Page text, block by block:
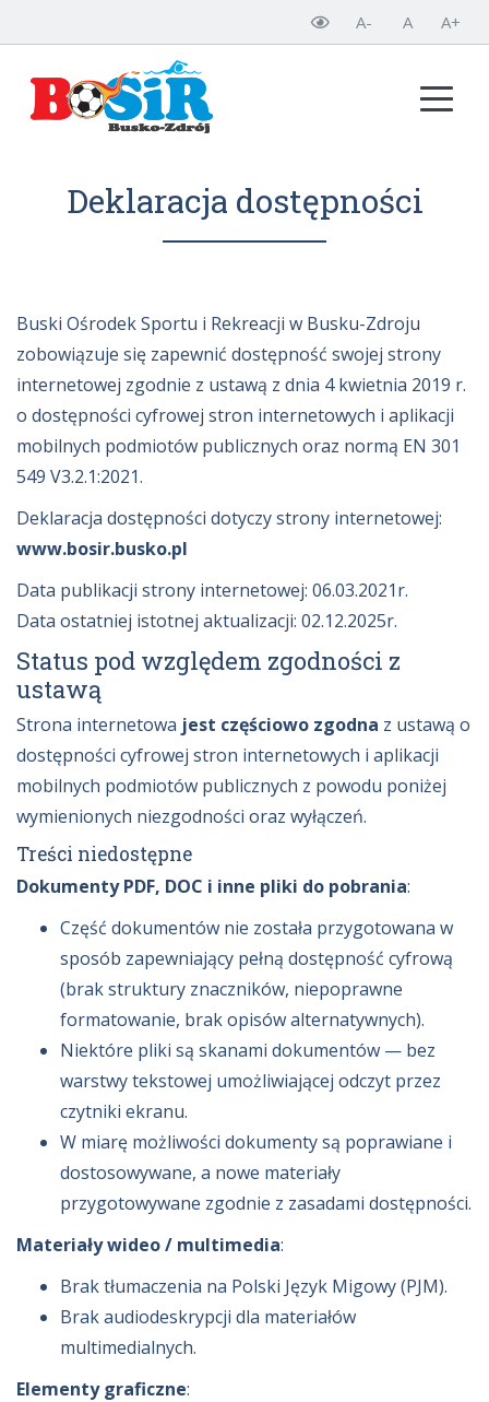
A- A A+
Deklaracja dostępności
Buski Ośrodek Sportu i Rekreacji w Busku-Zdroju
zobowiązuje się zapewnić dostępność swojej strony
internetowej zgodnie z ustawą z dnia 4 kwietnia 2019 r.
o dostępności cyfrowej stron internetowych i aplikacji
mobilnych podmiotów publicznych oraz normą EN 301
549 V3.2.1:2021.
Deklaracja dostępności dotyczy strony internetowej:
www.bosir.busko.pl
Data publikacji strony internetowej: 06.03.2021r.
Data ostatniej istotnej aktualizacji: 02.12.2025r.
Status pod względem zgodności z
ustawą
Strona internetowa jest częściowo zgodna z ustawą o
dostępności cyfrowej stron internetowych i aplikacji
mobilnych podmiotów publicznych z powodu poniżej
wymienionych niezgodności oraz wyłączeń.
Treści niedostępne
Dokumenty PDF, DOC i inne pliki do pobrania:
Część dokumentów nie została przygotowana w
sposób zapewniający pełną dostępność cyfrową
(brak struktury znaczników, niepoprawne
formatowanie, brak opisów alternatywnych).
Niektóre pliki są skanami dokumentów — bez
warstwy tekstowej umożliwiającej odczyt przez
czytniki ekranu.
W miarę możliwości dokumenty są poprawiane i
dostosowywane, a nowe materiały
przygotowywane zgodnie z zasadami dostępności.
Materiały wideo / multimedia:
Brak tłumaczenia na Polski Język Migowy (PJM).
Brak audiodeskrypcji dla materiałów
multimedialnych.
Elementy graficzne: